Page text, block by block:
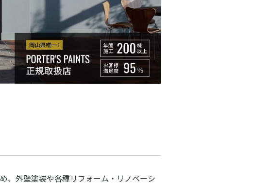
、外壁塗装や各種リフォーム・リノベーシ